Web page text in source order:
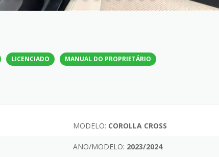
LICENCIADO MANUAL DO PROPRIETÁRIO
MODELO: COROLLA CROSS
ANO/MODELO: 2023/2024